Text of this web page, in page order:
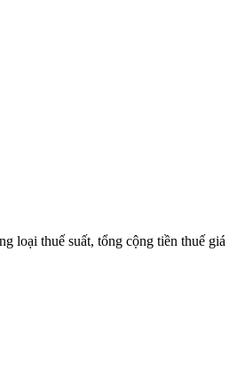
loại thuế suất, tổng cộng tiền thuế giá